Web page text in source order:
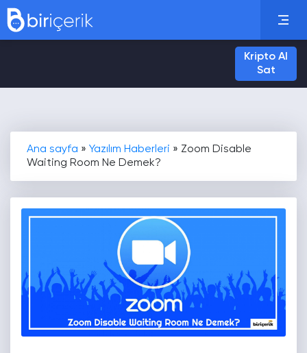
Kripto Al
Sat
Ana sayfa » Yazılım Haberleri » Zoom Disable
Waiting Room Ne Demek?